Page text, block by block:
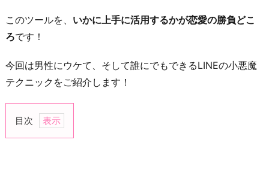
このツールを、 いかに上手に活用するかが恋愛の勝負どこ
ろです！
今回は男性にウケて、そして誰にでもできるLINEの小悪魔
テクニックをご紹介します！
目次
小